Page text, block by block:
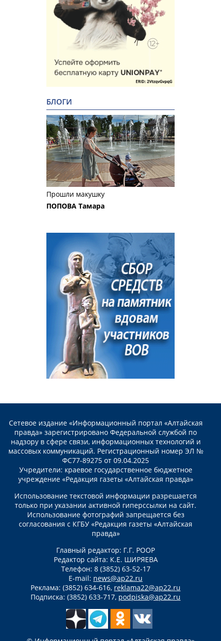
БЛОГИ
Прошли макушку
ПОПОВА Тамара
Сетевое издание «Информационный портал «Алтайская
правда» зарегистрировано Федеральной службой по
надзору в сфере связи, информационных технологий и
массовых коммуникаций. Регистрационный номер ЭЛ №
ФС77-89275 от 09.04.2025
Учредители: краевое государственное бюджетное
учреждение «Редакция газеты «Алтайская правда»
Использование текстовой информации разрешается
только при указании активной гиперссылки на сайт.
Использование фотографий запрещается без
согласования с КГБУ «Редакция газеты «Алтайская
правда»
Главный редактор: Г.Г. РООР
Редактор сайта: К.Е. ШИРЯЕВА
Телефон: 8 (3852) 63-52-17
E-mail: news@ap22.ru
Реклама: (3852) 634-616, reklama22@ap22.ru
Подписка: (3852) 633-717, podpiska@ap22.ru